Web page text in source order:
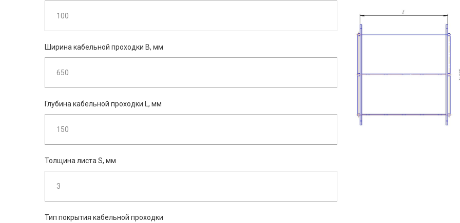
Ширина кабельной проходки B, мм
Глубина кабельной проходки L, мм
Толщина листа S, мм
Тип покрытия кабельной проходки